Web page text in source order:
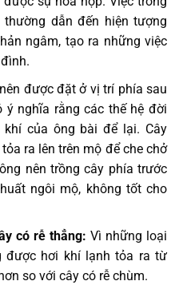
dẫn đến hiện tượng
ngâm, tạo ra những việc
được đặt ở vị trí phía sau
nghĩa rằng các thế hệ đời
của ông bài để lại. Cây
ra lên trên mộ để che chở
nên trồng cây phía trước
ngôi mộ, không tốt cho
có rễ thẳng: Vì những loại
được hơi khí lạnh tỏa ra từ
so với cây có rễ chùm.